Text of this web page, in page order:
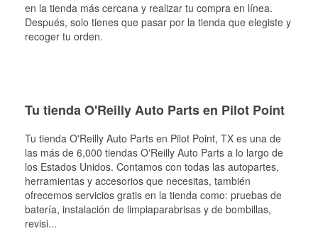
en la tienda más cercana y realizar tu compra en línea.
Después, solo tienes que pasar por la tienda que elegiste y
recoger tu orden.
Tu tienda O'Reilly Auto Parts en Pilot Point
Tu tienda O'Reilly Auto Parts en Pilot Point, TX es una de
las más de 6,000 tiendas O'Reilly Auto Parts a lo largo de
los Estados Unidos. Contamos con todas las autopartes,
herramientas y accesorios que necesitas, también
ofrecemos servicios gratis en la tienda como: pruebas de
batería, instalación de limpiaparabrisas y de bombillas,
revisi...